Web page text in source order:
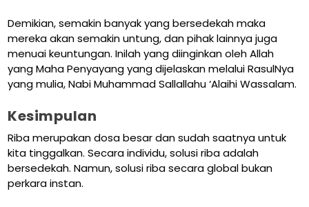
Demikian, semakin banyak yang bersedekah maka
mereka akan semakin untung, dan pihak lainnya juga
menuai keuntungan. Inilah yang diinginkan oleh Allah
yang Maha Penyayang yang dijelaskan melalui RasulNya
yang mulia, Nabi Muhammad Sallallahu ‘Alaihi Wassalam.
Kesimpulan
Riba merupakan dosa besar dan sudah saatnya untuk
kita tinggalkan. Secara individu, solusi riba adalah
bersedekah. Namun, solusi riba secara global bukan
perkara instan.